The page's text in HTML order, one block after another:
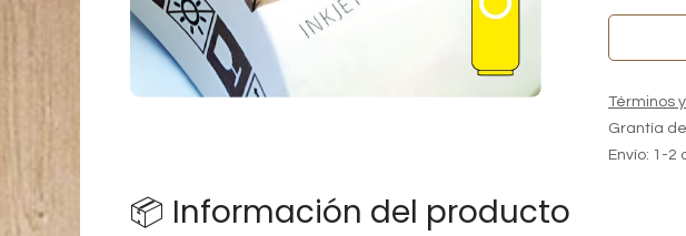
Términos
Grantía
Envío: 1-2
📦 Información del producto